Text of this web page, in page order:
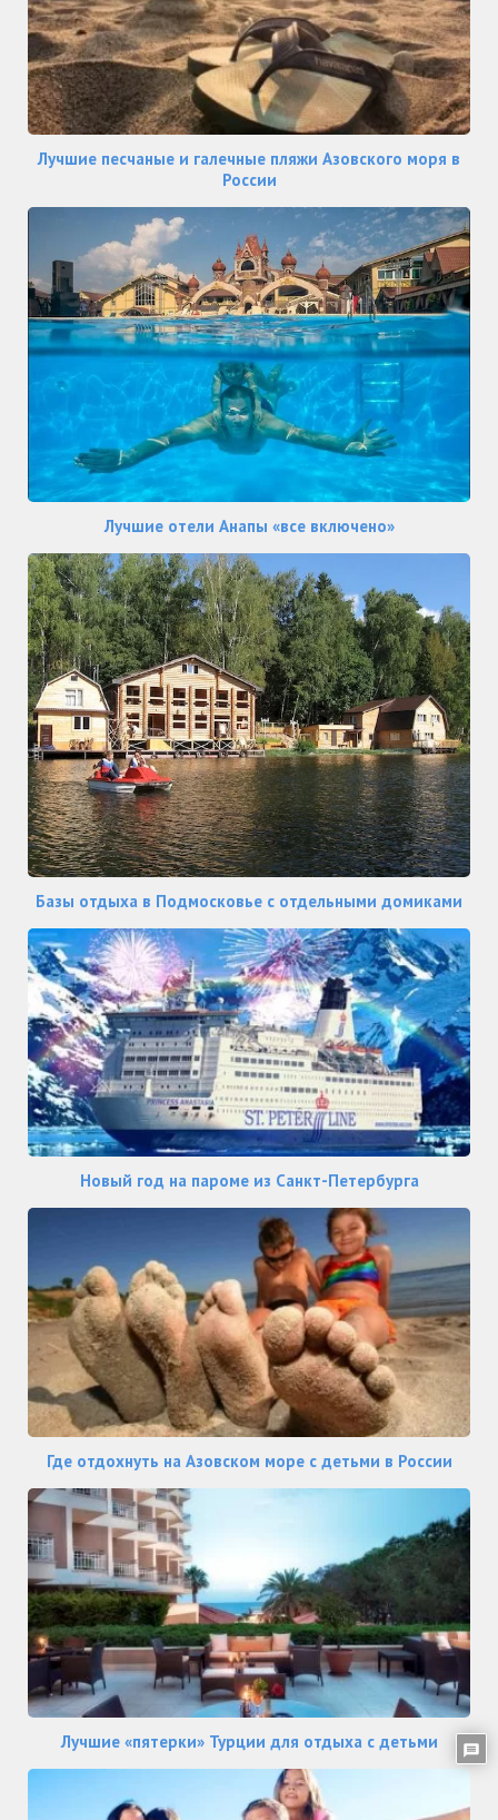
Лучшие песчаные и галечные пляжи Азовского моря в
России
Лучшие отели Анапы «все включено»
Базы отдыха в Подмосковье с отдельными домиками
Новый год на пароме из Санкт-Петербурга
Где отдохнуть на Азовском море с детьми в России
Лучшие «пятерки» Турции для отдыха с детьми